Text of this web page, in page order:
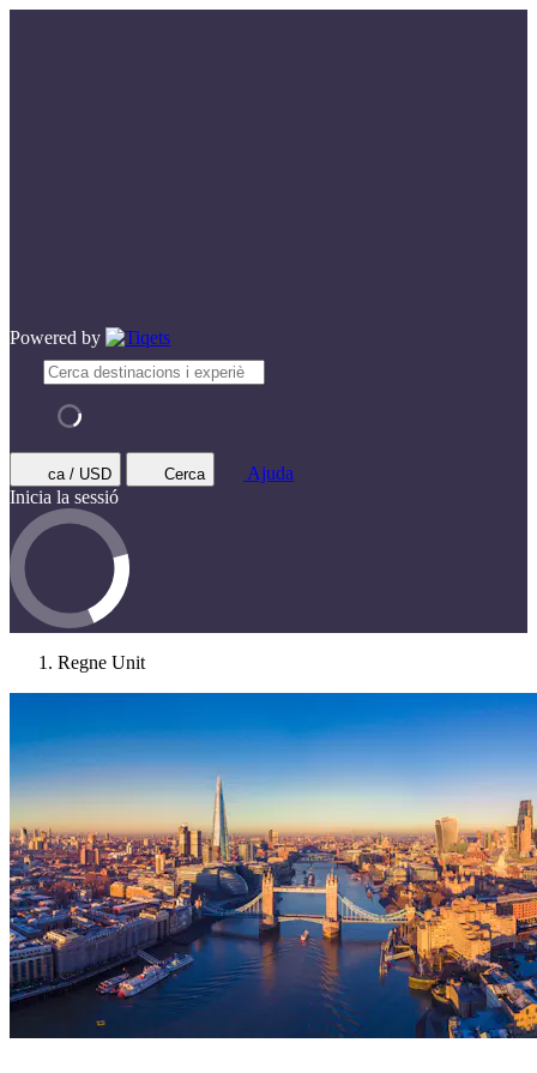
Powered by
ca / USD Cerca
Ajuda
Inicia la sessió
Regne Unit